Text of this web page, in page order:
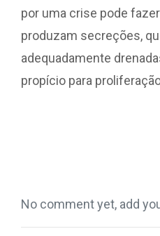
por uma crise pode
produzam secreções,
adequadamente
propício para
No comment yet, add